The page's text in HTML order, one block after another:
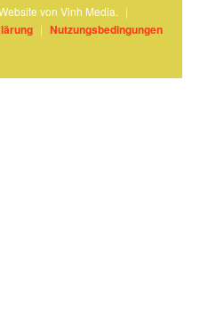
von Vinh Media. |
| Nutzungsbedingungen